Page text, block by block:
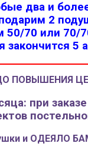
два и
2
50/70 или 70/
закончится 5
ПОВЫШЕНИЯ
при
и ОДЕЯЛО